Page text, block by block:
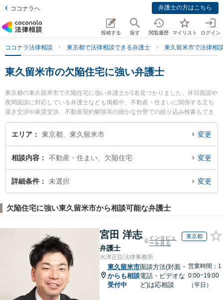
ココナラへ 弁護士の方はこちら
投稿する 探す 閲覧履歴 マイリスト ログイン
ココナラ法律相談 東京都で法律相談できる弁護士 東久留米市で法律相
東久留米市の欠陥住宅に強い弁護士
東京都の東久留米市で欠陥住宅に強い弁護士が1名見つかりました。休日面談や
夜間面談に対応している弁護士なども掲載中。不動産・住まいに関係する立ち
退き交渉や家賃交渉、不動産契約解除等の細かな分野での絞り込み検索もでき
便利です。特に北多摩いちょう法律事務所の稲村 晃伸弁護士のプロフィール情
報や弁護士費用、強みなどが注目されています。『東久留米市で土日や夜間に
宅を法律相談できる東久留米市内の弁護士に相談予約したい』などでお困りの
相談者さんにおすすめです。
エリア 東京都、東久留米市 変更
相談内容 不動産・住まい、欠陥住宅 変更
詳細条件 未選択 変更
欠陥住宅に強い東久留米市から相談可能な弁護士
宮田 洋志
弁護士
インタビュ
ーを見る
東京都
水津正臣法律事務所
東久留米市
からも相談
受付中
面談方法(対面・
電話・ビデオな
ど)は応相談
営業時間：1
0:00~19:00
（平日）